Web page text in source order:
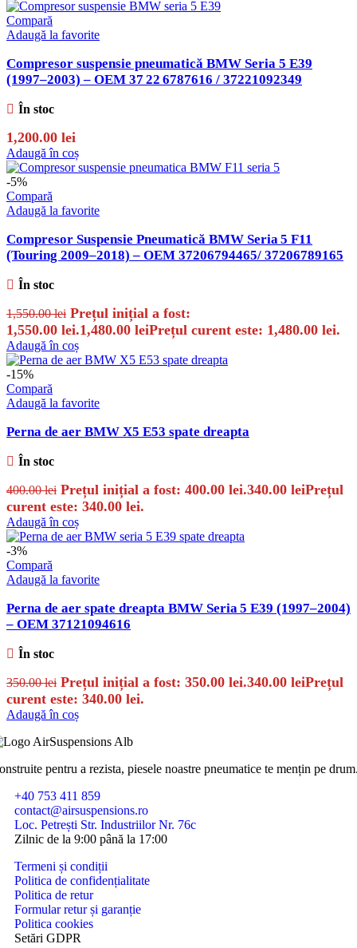
Compară
Adaugă la favorite
Compresor suspensie pneumatică BMW Seria 5 E39
(1997–2003) – OEM 37 22 6787616 / 37221092349
În stoc
1,200.00 lei
Adaugă în coș
-5%
Compară
Adaugă la favorite
Compresor Suspensie Pneumatică BMW Seria 5 F11
(Touring 2009–2018) – OEM 37206794465/ 37206789165
În stoc
1,550.00lei Prețul inițial a fost:
1,550.00 lei.1,480.00 leiPrețul curent este: 1,480.00 lei.
Adaugă în coș
-15%
Compară
Adaugă la favorite
Perna de aer BMW X5 E53 spate dreapta
În stoc
400.00lei Prețul inițial a fost: 400.00 lei.340.00 leiPrețul
curent este: 340.00 lei.
Adaugă în coș
-3%
Compară
Adaugă la favorite
Perna de aer spate dreapta BMW Seria 5 E39 (1997–2004)
– OEM 37121094616
În stoc
350.00lei Prețul inițial a fost: 350.00 lei.340.00 leiPrețul
curent este: 340.00 lei.
Adaugă în coș
pentru a rezista, piesele noastre pneumatice te mențin pe
+40 753 411 859
contact@airsuspensions.ro
Loc. Petrești Str. Industriilor Nr. 76c
Zilnic de la 9:00 până la 17:00
Termeni și condiții
Politica de confidențialitate
Politica de retur
Formular retur și garanție
Politica cookies
Setări GDPR